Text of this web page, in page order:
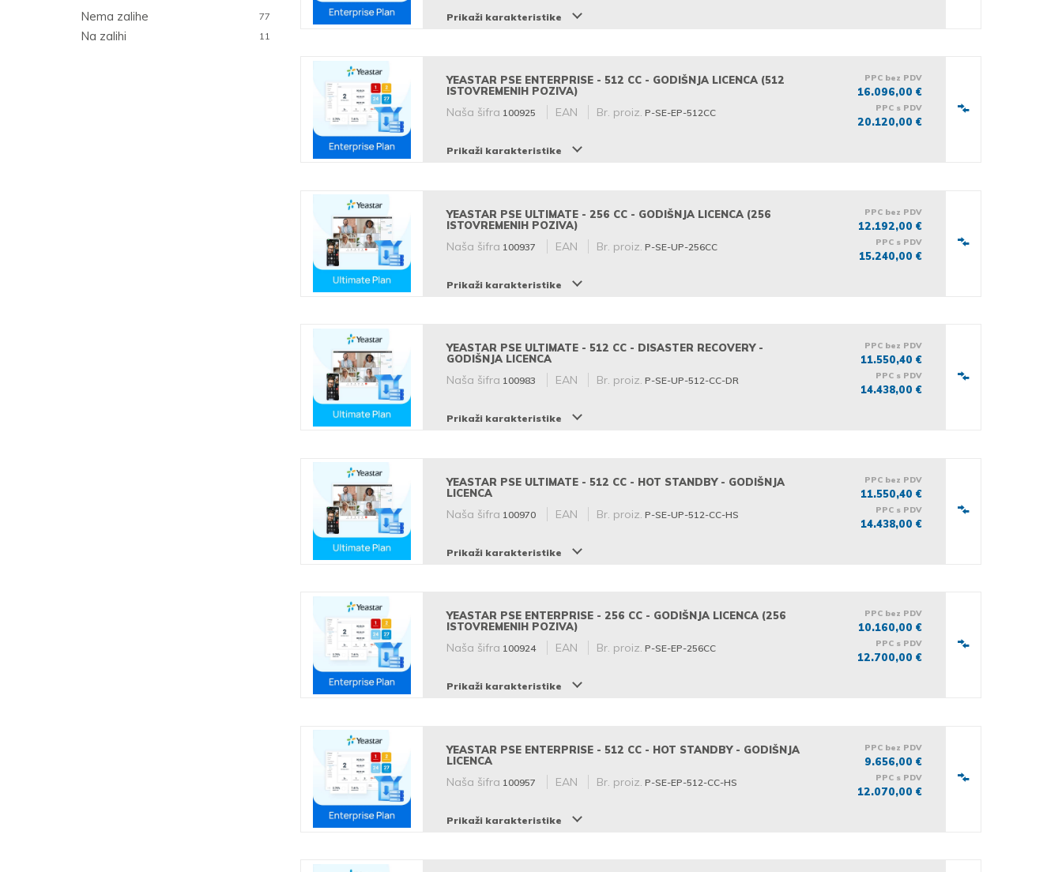
Nema zalihe 77
Na zalihi 11
Prikaži karakteristike
YEASTAR PSE ENTERPRISE - 512 CC - GODIŠNJA LICENCA (512
ISTOVREMENIH POZIVA)
Naša šifra 100925 EAN Br. proiz. P-SE-EP-512CC
Prikaži karakteristike
PPC bez PDV
16.096,00 €
PPC s PDV
20.120,00 €
YEASTAR PSE ULTIMATE - 256 CC - GODIŠNJA LICENCA (256
ISTOVREMENIH POZIVA)
Naša šifra 100937 EAN Br. proiz. P-SE-UP-256CC
Prikaži karakteristike
PPC bez PDV
12.192,00 €
PPC s PDV
15.240,00 €
YEASTAR PSE ULTIMATE - 512 CC - DISASTER RECOVERY -
GODIŠNJA LICENCA
Naša šifra 100983 EAN Br. proiz. P-SE-UP-512-CC-DR
Prikaži karakteristike
PPC bez PDV
11.550,40 €
PPC s PDV
14.438,00 €
YEASTAR PSE ULTIMATE - 512 CC - HOT STANDBY - GODIŠNJA
LICENCA
Naša šifra 100970 EAN Br. proiz. P-SE-UP-512-CC-HS
Prikaži karakteristike
PPC bez PDV
11.550,40 €
PPC s PDV
14.438,00 €
YEASTAR PSE ENTERPRISE - 256 CC - GODIŠNJA LICENCA (256
ISTOVREMENIH POZIVA)
Naša šifra 100924 EAN Br. proiz. P-SE-EP-256CC
Prikaži karakteristike
PPC bez PDV
10.160,00 €
PPC s PDV
12.700,00 €
YEASTAR PSE ENTERPRISE - 512 CC - HOT STANDBY - GODIŠNJA
LICENCA
Naša šifra 100957 EAN Br. proiz. P-SE-EP-512-CC-HS
Prikaži karakteristike
PPC bez PDV
9.656,00 €
PPC s PDV
12.070,00 €